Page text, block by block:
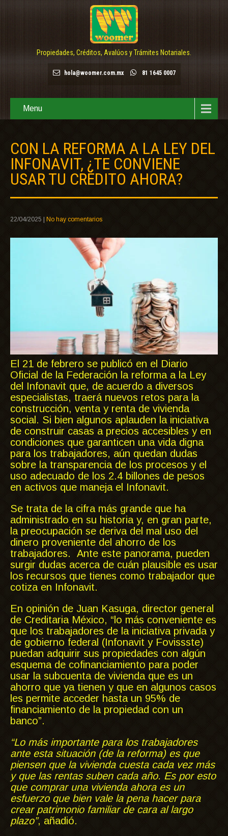
Propiedades, Créditos, Avalúos y Trámites Notariales.
hola@woomer.com.mx 81 1645 0007
Menu
CON LA REFORMA A LA LEY DEL
INFONAVIT, ¿TE CONVIENE
USAR TU CRÉDITO AHORA?
22/04/2025 No hay comentarios
El 21 de febrero se publicó en el Diario
Oficial de la Federación la reforma a la Ley
del Infonavit que, de acuerdo a diversos
especialistas, traerá nuevos retos para la
construcción, venta y renta de vivienda
social. Si bien algunos aplauden la iniciativa
de construir casas a precios accesibles y en
condiciones que garanticen una vida digna
para los trabajadores, aún quedan dudas
sobre la transparencia de los procesos y el
uso adecuado de los 2.4 billones de pesos
en activos que maneja el Infonavit.
Se trata de la cifra más grande que ha
administrado en su historia y, en gran parte,
la preocupación se deriva del mal uso del
dinero proveniente del ahorro de los
trabajadores. Ante este panorama, pueden
surgir dudas acerca de cuán plausible es usar
los recursos que tienes como trabajador que
cotiza en Infonavit.
En opinión de Juan Kasuga, director general
de Creditaria México, “lo más conveniente es
que los trabajadores de la iniciativa privada y
de gobierno federal (Infonavit y Fovissste)
puedan adquirir sus propiedades con algún
esquema de cofinanciamiento para poder
usar la subcuenta de vivienda que es un
ahorro que ya tienen y que en algunos casos
les permite acceder hasta un 95% de
financiamiento de la propiedad con un
banco”.
“Lo más importante para los trabajadores
ante esta situación (de la reforma) es que
piensen que la vivienda cuesta cada vez más
y que las rentas suben cada año. Es por esto
que comprar una vivienda ahora es un
esfuerzo que bien vale la pena hacer para
crear patrimonio familiar de cara al largo
plazo”, añadió.